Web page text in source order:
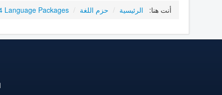
أنت هنا: الرئيسية / حزم اللغة /
Language Packages